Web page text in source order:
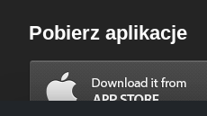
Pobierz aplikacje